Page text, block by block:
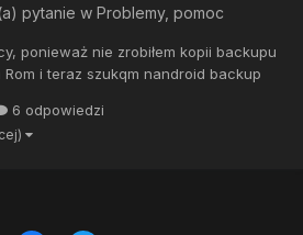
pytanie w Problemy, pomoc
ponieważ nie zrobiłem kopii backupu
i teraz szukqm nandroid backup
wrzucić backup byłbym bardzo
One X przy użyciu Tapatalka
6 odpowiedzi